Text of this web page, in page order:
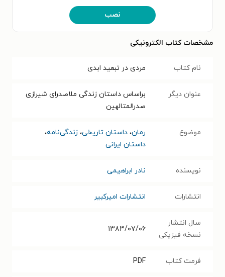
نصب
مشخصات کتاب الکترونیکی
نام کتاب مردی در تبعید ابدی
عنوان دیگر
ب‍راس‍اس‌ داس‍ت‍ان‌ زن‍دگ‍ی‌ م‍لاص‍درای‌ ش‍ی‍رازی‌
ص‍درال‍م‍ت‍ال‍ه‍ی‍ن
موضوع رمان، داستان تاریخی، زندگی‌نامه،
داستان ایرانی
نویسنده نادر ابراهیمی
انتشارات انتشارات امیرکبیر
سال انتشار
نسخه فیزیکی
۱۳۸۳/۰۷/۰۶
فرمت کتاب PDF